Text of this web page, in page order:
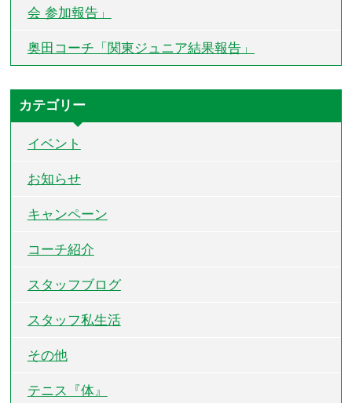
会 参加報告」
奥田コーチ「関東ジュニア結果報告」
カテゴリー
イベント
お知らせ
キャンペーン
コーチ紹介
スタッフブログ
スタッフ私生活
その他
テニス『体』